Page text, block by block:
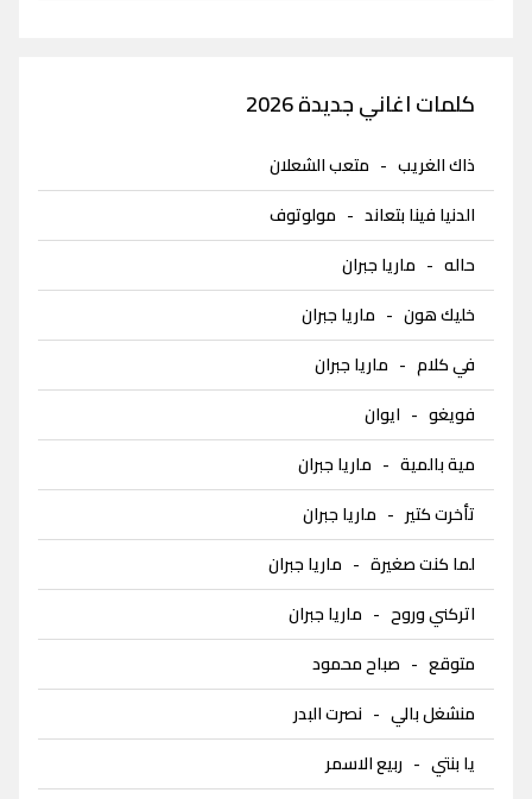
كلمات اغاني جديدة 2026
ذاك الغريب - متعب الشعلان
الدنيا فينا بتعاند - مولوتوف
حاله - ماريا جبران
خليك هون - ماريا جبران
في كلام - ماريا جبران
فويغو - ايوان
مية بالمية - ماريا جبران
تأخرت كتير- ماريا جبران
لما كنت صغيرة - ماريا جبران
اتركني وروح - ماريا جبران
متوقع - صباح محمود
منشغل بالي - نصرت البدر
يا بنتي - ربيع الاسمر